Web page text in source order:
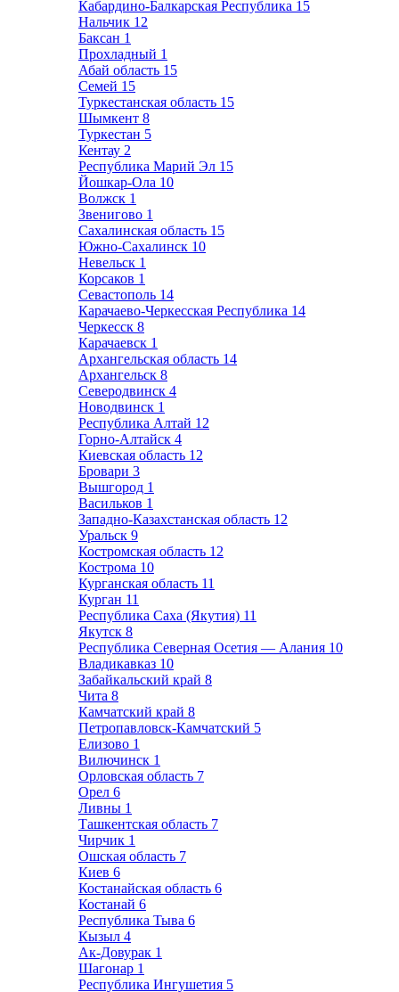
Кабардино-Балкарская Республика 15
Нальчик 12
Баксан 1
Прохладный 1
Абай область 15
Семей 15
Туркестанская область 15
Шымкент 8
Туркестан 5
Кентау 2
Республика Марий Эл 15
Йошкар-Ола 10
Волжск 1
Звенигово 1
Сахалинская область 15
Южно-Сахалинск 10
Невельск 1
Корсаков 1
Севастополь 14
Карачаево-Черкесская Республика 14
Черкесск 8
Карачаевск 1
Архангельская область 14
Архангельск 8
Северодвинск 4
Новодвинск 1
Республика Алтай 12
Горно-Алтайск 4
Киевская область 12
Бровари 3
Вышгород 1
Васильков 1
Западно-Казахстанская область 12
Уральск 9
Костромская область 12
Кострома 10
Курганская область 11
Курган 11
Республика Саха (Якутия) 11
Якутск 8
Республика Северная Осетия — Алания 10
Владикавказ 10
Забайкальский край 8
Чита 8
Камчатский край 8
Петропавловск-Камчатский 5
Елизово 1
Вилючинск 1
Орловская область 7
Орел 6
Ливны 1
Ташкентская область 7
Чирчик 1
Ошская область 7
Киев 6
Костанайская область 6
Костанай 6
Республика Тыва 6
Кызыл 4
Ак-Довурак 1
Шагонар 1
Республика Ингушетия 5